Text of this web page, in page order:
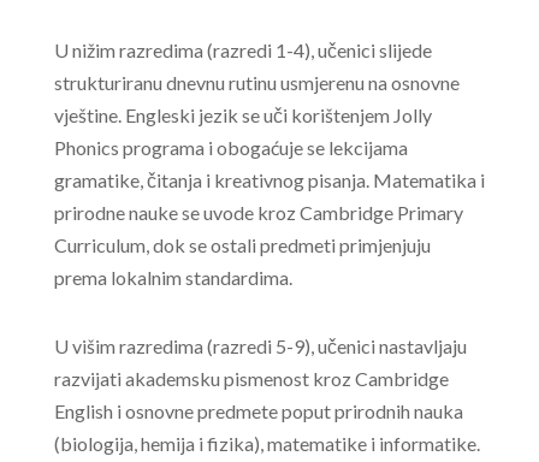
U nižim razredima (razredi 1-4), učenici slijede
strukturiranu dnevnu rutinu usmjerenu na osnovne
vještine. Engleski jezik se uči korištenjem Jolly
Phonics programa i obogaćuje se lekcijama
gramatike, čitanja i kreativnog pisanja. Matematika i
prirodne nauke se uvode kroz Cambridge Primary
Curriculum, dok se ostali predmeti primjenjuju
prema lokalnim standardima.
U višim razredima (razredi 5-9), učenici nastavljaju
razvijati akademsku pismenost kroz Cambridge
English i osnovne predmete poput prirodnih nauka
(biologija, hemija i fizika), matematike i informatike.